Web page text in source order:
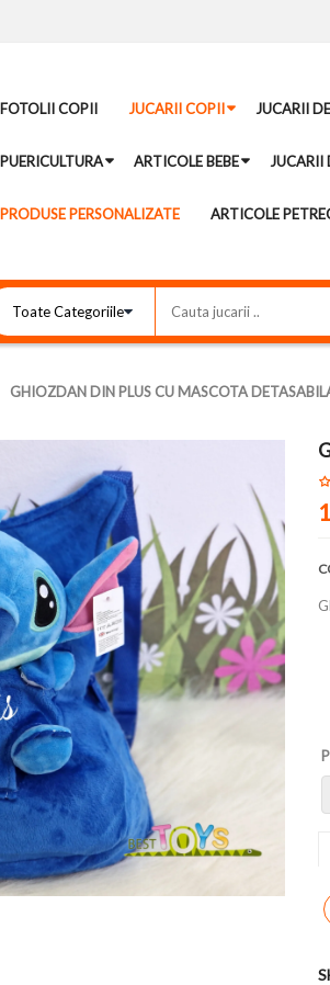
FOTOLII COPII JUCARII COPII JUCARII
PUERICULTURA ARTICOLE BEBE JUCARII
PRODUSE PERSONALIZATE ARTICOLE
GHIOZDAN DIN PLUS CU MASCOTA